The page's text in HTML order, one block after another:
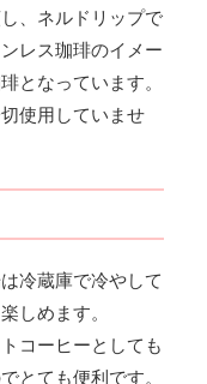
、ネルドリップで
レス珈琲のイメー
となっています。
使用していませ
冷蔵庫で冷やして
しめます。
コーヒーとしても
とても便利です。